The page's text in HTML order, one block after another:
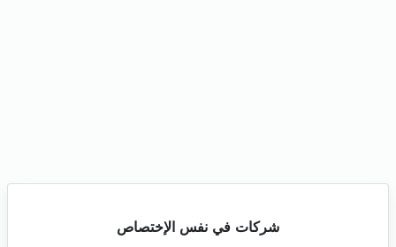
شركات في نفس الإختصاص